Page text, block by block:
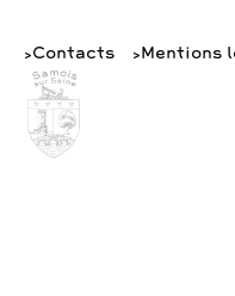
Contacts Mentions